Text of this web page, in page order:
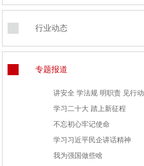
行业动态
专题报道
讲安全 学法规 明职责 见行动
学习二十大 踏上新征程
不忘初心牢记使命
学习习近平民企讲话精神
我为强国做些啥